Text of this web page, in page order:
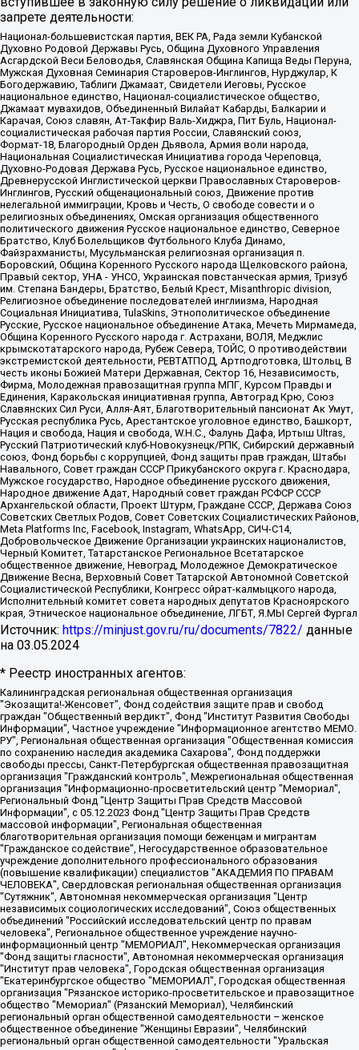
запрете деятельности:
Национал-большевистская партия, ВЕК РА, Рада земли Кубанской
Духовно Родовой Державы Русь, Община Духовного Управления
Асгардской Веси Беловодья, Славянская Община Капища Веды Перуна,
Мужская Духовная Семинария Староверов-Инглингов, Нурджулар, К
Богодержавию, Таблиги Джамаат, Свидетели Иеговы, Русское
национальное единство, Национал-социалистическое общество,
Джамаат мувахидов, Объединенный Вилайат Кабарды, Балкарии и
Карачая, Союз славян, Ат-Такфир Валь-Хиджра, Пит Буль, Национал-
социалистическая рабочая партия России, Славянский союз,
Формат-18, Благородный Орден Дьявола, Армия воли народа,
Национальная Социалистическая Инициатива города Череповца,
Духовно-Родовая Держава Русь, Русское национальное единство,
Древнерусской Инглистической церкви Православных Староверов-
Инглингов, Русский общенациональный союз, Движение против
нелегальной иммиграции, Кровь и Честь, О свободе совести и о
религиозных объединениях, Омская организация общественного
политического движения Русское национальное единство, Северное
Братство, Клуб Болельщиков Футбольного Клуба Динамо,
Файзрахманисты, Мусульманская религиозная организация п.
Боровский, Община Коренного Русского народа Щелковского района,
Правый сектор, УНА - УНСО, Украинская повстанческая армия, Тризуб
им. Степана Бандеры, Братство, Белый Крест, Misanthropic division,
Религиозное объединение последователей инглиизма, Народная
Социальная Инициатива, TulaSkins, Этнополитическое объединение
Русские, Русское национальное объединение Атака, Мечеть Мирмамеда,
Община Коренного Русского народа г. Астрахани, ВОЛЯ, Меджлис
крымскотатарского народа, Рубеж Севера, ТОЙС, О противодействии
экстремистской деятельности, РЕВТАТПОД, Артподготовка, Штольц, В
честь иконы Божией Матери Державная, Сектор 16, Независимость,
Фирма, Молодежная правозащитная группа МПГ, Курсом Правды и
Единения, Каракольская инициативная группа, Автоград Крю, Союз
Славянских Сил Руси, Алля-Аят, Благотворительный пансионат Ак Умут,
Русская республика Русь, Арестантское уголовное единство, Башкорт,
Нация и свобода, Нация и свобода, W.H.С., Фалунь Дафа, Иртыш Ultras,
Русский Патриотический клуб-Новокузнецк/РПК, Сибирский державный
союз, Фонд борьбы с коррупцией, Фонд защиты прав граждан, Штабы
Навального, Совет граждан СССР Прикубанского округа г. Краснодара,
Мужское государство, Народное объединение русского движения,
Народное движение Адат, Народный совет граждан РСФСР СССР
Архангельской области, Проект Штурм, Граждане СССР, Держава Союз
Советских Светлых Родов, Совет Советских Социалистических Районов,
Meta Platforms Inc, Facebook, Instagram, WhatsApp, СИЧ-С14,
Добровольческое Движение Организации украинских националистов,
Черный Комитет, Татарстанское Региональное Всетатарское
общественное движение, Невоград, Молодежное Демократическое
Движение Весна, Верховный Совет Татарской Автономной Советской
Социалистической Республики, Конгресс ойрат-калмыцкого народа,
Исполнительный комитет совета народных депутатов Красноярского
края, Этническое национальное объединение, ЛГБТ, Я.МЫ Сергей Фургал
Источник: https://minjust.gov.ru/ru/documents/7822/ данные
на 03.05.2024
* Реестр иностранных агентов:
Калининградская региональная общественная организация "Экозащита!-Женсовет", Фонд содействия защите прав и свобод граждан "Общественный вердикт", Фонд "Институт Развития Свободы Информации", Частное учреждение "Информационное агентство МЕМО. РУ", Региональная общественная организация "Общественная комиссия по сохранению наследия академика Сахарова", Фонд поддержки свободы прессы, Санкт-Петербургская общественная правозащитная организация "Гражданский контроль", Межрегиональная общественная организация "Информационно-просветительский центр "Мемориал", Региональный Фонд "Центр Защиты Прав Средств Массовой Информации", с 05.12.2023 Фонд "Центр Защиты Прав Средств массовой информации", Региональная общественная благотворительная организация помощи беженцам и мигрантам "Гражданское содействие", Негосударственное образовательное учреждение дополнительного профессионального образования (повышение квалификации) специалистов "АКАДЕМИЯ ПО ПРАВАМ ЧЕЛОВЕКА", Свердловская региональная общественная организация "Сутяжник", Автономная некоммерческая организация "Центр независимых социологических исследований", Союз общественных объединений "Российский исследовательский центр по правам человека", Региональное общественное учреждение научно-информационный центр "МЕМОРИАЛ", Некоммерческая организация "Фонд защиты гласности", Автономная некоммерческая организация "Институт прав человека", Городская общественная организация "Екатеринбургское общество "МЕМОРИАЛ", Городская общественная организация "Рязанское историко-просветительское и правозащитное общество "Мемориал" (Рязанский Мемориал), Челябинский региональный орган общественной самодеятельности – женское общественное объединение "Женщины Евразии", Челябинский региональный орган общественной самодеятельности "Уральская правозащитная группа", Фонд содействия защите здоровья и социальной справедливости имени Андрея Рылькова, Автономная Некоммерческая Организация "Аналитический Центр Юрия Левады", Автономная некоммерческая организация социальной поддержки населения "Проект Апрель", Региональная общественная организация помощи женщинам и детям, находящимся в кризисной ситуации "Информационно-методический центр "Анна", Фонд содействия развитию массовых коммуникаций и правовому просвещению "Так-так-Так", Фонд содействия устойчивому развитию "Серебряная тайга", Свердловский региональный общественный фонд социальных проектов "Новое время", "Idel.Реалии", Кавказ.Реалии, Крым.Реалии, Телеканал Настоящее Время, Татаро-башкирская служба Радио Свобода (Azatliq Radiosi), Радио Свободная Европа/Радио Свобода (PCE/PC), "Сибирь.Реалии", "Фактограф", Благотворительный фонд помощи осужденным и их семьям, Автономная некоммерческая организация "Институт глобализации и социальных движений", Фонд "В защиту прав заключенных", Частное учреждение "Центр поддержки и содействия развитию средств массовой информации", Пензенский региональный общественный благотворительный фонд "Гражданский союз", "Север.Реалии", Некоммерческая организация Фонд "Правовая инициатива", Общество с ограниченной ответственностью "Радио Свободная Европа/Радио Свобода", Чешское информационное агентство "MEDIUM-ORIENT", Красноярская региональная общественная организация "Мы против СПИДа", Камалягин Денис Николаевич, Маркелов Сергей Евгеньевич, Пономарев Лев Александрович, Савицкая Людмила Алексеевна, Автономная некоммерческая организация "Центр по работе с проблемой насилия "НАСИЛИЮ.НЕТ", Межрегиональный профессиональный союз работников здравоохранения "Альянс врачей", Юридическое лицо, зарегистрированное в Латвийской Республике, SIA "Medusa Project" (регистрационный номер 40103797863, дата регистрации 10.06.2014), Некоммерческая организация "Фонд по борьбе с коррупцией", Автономная некоммерческая организация "Институт права и публичной политики", Баданин Роман Сергеевич, Гликин Максим Александрович, Железнова Мария Михайловна, Лукьянова Юлия Сергеевна, Маетная Елизавета Витальевна, Маняхин Петр Борисович, Чуракова Ольга Владимировна, Ярош Юлия Петровна, Юридическое лицо "The Insider SIA", зарегистрированное в Риге, Латвийская Республика (дата регистрации 26.06.2015), являющееся администратором доменного имени интернет-издания "The Insider SIA", https://theins.ru, Постернак Алексей Евгеньевич, Рубин Михаил Аркадьевич, Анин Роман Александрович, Юридическое лицо Istories fonds, зарегистрированное в Латвийской Республике (регистрационный номер 50008295751, дата регистрации 24.02.2020), Великовский Дмитрий Александрович, Долинина Ирина Николаевна, Мароховская Алеся Алексеевна, Шлейнов Роман Юрьевич, Шмагун Олеся Валентиновна, Общество с ограниченной ответственностью "Альтаир 2021", Общество с ограниченной ответственностью "Вега 2021", Общество с ограниченной ответственностью "Главный редактор 2021", Общество с ограниченной ответственностью "Ромашки монолит", Важенков Артем Валерьевич, Ивановская областная общественная организация "Центр гендерных исследований", Гурман Юрий Альбертович, Медиапроект "ОВД-Инфо", Егоров Владимир Владимирович, Жилинский Владимир Александрович, Общество с ограниченной ответственностью "ЗП", Иванова София Юрьевна, Карезина Инна Павловна, Кильтау Екатерина Викторовна, Петров Алексей Викторович, Пискунов Сергей Евгеньевич, Смирнов Сергей Сергеевич, Тихонов Михаил Сергеевич, Общество с ограниченной ответственностью "ЖУРНАЛИСТ-ИНОСТРАННЫЙ АГЕНТ", Арапова Галина Юрьевна, Вольтская Татьяна Анатольевна, Американская компания "Mason G.E.S. Anonymous Foundation" (США), являющаяся владельцем интернет-издания https://mnews.world/, Компания "Stichting Bellingcat", зарегистрированная в Нидерландах (дата регистрации 11.07.2018), Захаров Андрей Вячеславович, Клепиковская Екатерина Дмитриевна, Общество с ограниченной ответственностью "МЕМО", Перл Роман Александрович, Симонов Евгений Алексеевич, Соловьева Елена Анатольевна, Сотников Даниил Владимирович, Сурначева Елизавета Дмитриевна, Автономная некоммерческая организация по защите прав человека и информированию населения "Якутия – Наше Мнение", Общество с ограниченной ответственностью "Москоу диджитал медиа", с 26.01.2023 Общество с ограниченной ответственностью "Чайка Белые сады", Ветошкина Валерия Валерьевна, Заговора Максим Александрович, Межрегиональное общественное движение "Российская ЛГБТ - сеть", Оленичев Максим Владимирович, Павлов Иван Юрьевич, Скворцова Елена Сергеевна, Общество с ограниченной ответственностью "Как бы инагент", Кочетков Игорь Викторович, Общество с ограниченной ответственностью "Честные выборы", Еланчик Олег Александрович, Общество с ограниченной ответственностью "Нобелевский призыв", Гималова Регина Эмилевна, Григорьев Андрей Валерьевич, Григорьева Алина Александровна, Ассоциация по содействию защите прав призывников, альтернативнослужащих и военнослужащих "Правозащитная группа "Гражданин.Армия.Право", Хисамова Регина Фаритовна, Автономная некоммерческая организация по реализации социально-правовых программ "Лилит", Дальневосточное общественное движение "Маяк", Санкт-Петербургская ЛГБТ-инициативная группа "Выход", Инициативная группа ЛГБТ+ "Реверс", Алексеев Андрей Викторович, Бекбулатова Таисия Львовна, Беляев Иван Михайлович, Владыкина Елена Сергеевна, Гельман Марат Александрович, Никульшина Вероника Юрьевна, Толоконникова Надежда Андреевна, Шендерович Виктор Анатольевич, Общество с ограниченной ответственностью "Данное сообщение", Общество с ограниченной ответственностью Издательский дом "Новая глава", Айнбиндер Александра Александровна, Московский комьюнити-центр для ЛГБТ+инициатив, Благотворительный фонд развития филантропии, Deutsche Welle (Германия, Kurt-Schumacher-Strasse 3, 53113 Bonn), Борзунова Мария Михайловна, Воробьев Виктор Викторович, Голубева Анна Львовна, Константинова Алла Михайловна, Малкова Ирина Владимировна, Мурадов Мурад Абдулгалимович, Осетинская Елизавета Николаевна, Понасенков Евгений Николаевич, Ганапольский Матвей Юрьевич, Киселев Евгений Алексеевич, Борухович Ирина Григорьевна, Дремин Иван Тимофеевич, Дубровский Дмитрий Викторович, Красноярская региональная общественная организация поддержки и развития альтернативных образовательных технологий и межкультурных коммуникаций "ИНТЕРРА", Маяковская Екатерина Алексеевна, Фейгин Марк Захарович, Филимонов Андрей Викторович, Дзугкоева Регина Николаевна, Доброхотов Роман Александрович, Дудь Юрий Александрович, Елкин Сергей Владимирович, Кругликов Кирилл Игоревич, Сабунаева Мария Леонидовна, Семенов Алексей Владимирович, Шаинян Карен Багратович, Шульман Екатерина Михайловна, Асафьев Артур Валерьевич, Вахштайн Виктор Семенович, Венедиктов Алексей Алексеевич, Лушникова Екатерина Евгеньевна, Волков Леонид Михайлович, Невзоров Александр Глебович, Пархоменко Сергей Борисович, Сироткин Ярослав Николаевич, Кара-Мурза Владимир Владимирович, Баранова Наталья Владимировна, Гозман Леонид Яковлевич, Кагарлицкий Борис Юльевич, Климарев Михаил Валерьевич, Милов Владимир Станиславович, Автономная некоммерческая организация Краснодарский центр современного искусства "Типография", Моргенштерн Алишер Тагирович, Соболь Любовь Эдуардовна, Общество с ограниченной ответственностью "ЛИЗА НОРМ", Каспаров Гарри Кимович, Ходорковский Михаил Борисович, Общество с ограниченной ответственностью "Апрельские тезисы", Данилович Ирина Брониславовна, Кашин Олег Владимирович, Петров Николай Владимирович, Пивоваров Алексей Владимирович, Соколов Михаил Владимирович, Цветкова Юлия Владимировна, Чичваркин Евгений Александрович, Комитет против пыток/Команда против пыток, Общество с ограниченной ответственностью "Первый научный", Общество с ограниченной ответственностью "Вертолет и ко", Белоцерковская Вероника Борисовна, Кац Максим Евгеньевич, Лазарева Татьяна Юрьевна, Шаведдинов Руслан Табризович, Яшин Илья Валерьевич, Общество с ограниченной ответственностью "Иноагент ААВ", Алешковский Дмитрий Петрович, Альбац Евгения Марковна, Быков Дмитрий Львович, Галямина Юлия Евгеньевна, Лойко Сергей Леонидович, Мартынов Кирилл Константинович, Медведев Сергей Александрович, Крашенинников Федор Геннадиевич, Гордеева Катерина Вл